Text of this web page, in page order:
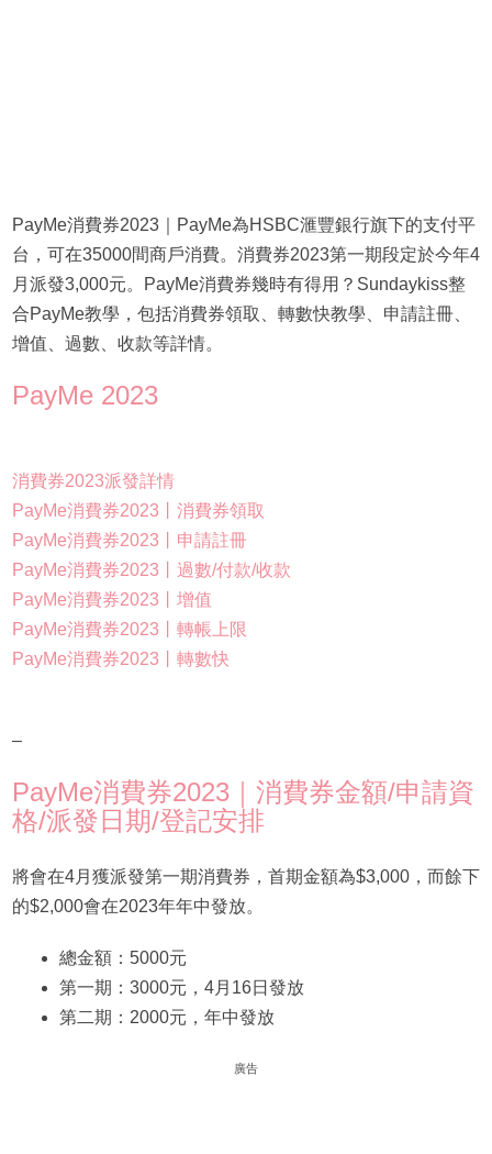
PayMe消費券2023｜PayMe為HSBC滙豐銀行旗下的支付平
台，可在35000間商戶消費。消費券2023第一期段定於今年4
月派發3,000元。PayMe消費券幾時有得用？Sundaykiss整
合PayMe教學，包括消費券領取、轉數快教學、申請註冊、
增值、過數、收款等詳情。
PayMe 2023
消費券2023派發詳情
PayMe消費券2023丨消費券領取
PayMe消費券2023丨申請註冊
PayMe消費券2023丨過數/付款/收款
PayMe消費券2023丨增值
PayMe消費券2023丨轉帳上限
PayMe消費券2023丨轉數快
–
PayMe消費券2023｜消費券金額/申請資
格/派發日期/登記安排
將會在4月獲派發第一期消費券，首期金額為$3,000，而餘下
的$2,000會在2023年年中發放。
總金額：5000元
第一期：3000元，4月16日發放
第二期：2000元，年中發放
廣告